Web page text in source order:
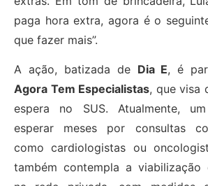
paga hora extra, agora é o
que fazer mais”.
A ação, batizada de Dia E, é
Agora Tem Especialistas, que visa
espera no SUS. Atualmente,
esperar meses por consultas
como cardiologistas ou
também contempla a viabilização